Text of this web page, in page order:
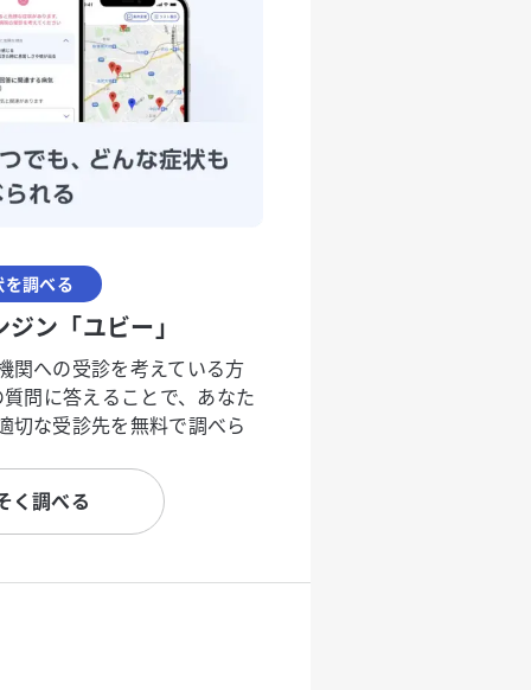
を調べる
ン「ユビー」
関への受診を考えている方
問に答えることで、あなた
切な受診先を無料で調べら
く調べる